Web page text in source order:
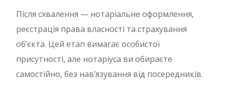
Після схвалення — нотаріальне оформлення,
реєстрація права власності та страхування
об’єкта. Цей етап вимагає особистої
присутності, але нотаріуса ви обираєте
самостійно, без нав’язування від посередників.